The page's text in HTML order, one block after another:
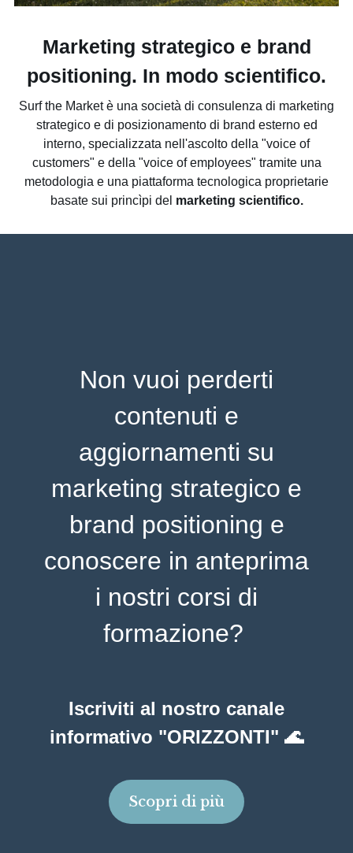
Marketing strategico e brand
positioning. In modo scientifico.
Surf the Market è una società di consulenza di marketing
strategico e di posizionamento di brand esterno ed
interno, specializzata nell'ascolto della "voice of
customers" e della "voice of employees" tramite una
metodologia e una piattaforma tecnologica proprietarie
basate sui princìpi del marketing scientifico.
Non vuoi perderti
contenuti e
aggiornamenti su
marketing strategico e
brand positioning e
conoscere in anteprima
i nostri corsi di
formazione?
Iscriviti al nostro canale
informativo "ORIZZONTI" 🌊
Scopri di più